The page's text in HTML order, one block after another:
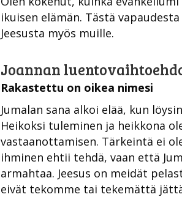
ikuisen elämän. Tästä
Jeesusta myös muille.
Joannan
Rakastettu on oikea nimesi
Jumalan sana alkoi elää, kun
Heikoksi tuleminen ja heikkona
vastaanottamisen. Tärkeintä ei
ihminen ehtii tehdä, vaan että
armahtaa. Jeesus on meidät
eivät tekomme tai tekemättä